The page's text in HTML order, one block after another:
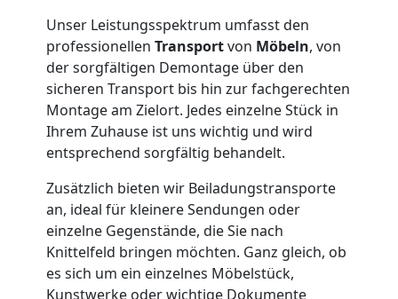
Unser Leistungsspektrum umfasst den
professionellen Transportvon Möbeln, von
der sorgfältigen Demontage über den
sicheren Transport bis hin zur fachgerechten
Montage am Zielort. Jedes einzelne Stück in
Ihrem Zuhause ist uns wichtig und wird
entsprechend sorgfältig behandelt.
Zusätzlich bieten wir Beiladungstransporte
an, ideal für kleinere Sendungen oder
einzelne Gegenstände, die Sie nach
Knittelfeld bringen möchten. Ganz gleich, ob
es sich um ein einzelnes Möbelstück,
Kunstwerke oder wichtige Dokumente
Klaviertransport
Wiener
Neustadt
Privatumzug
Wiener
Neustadt